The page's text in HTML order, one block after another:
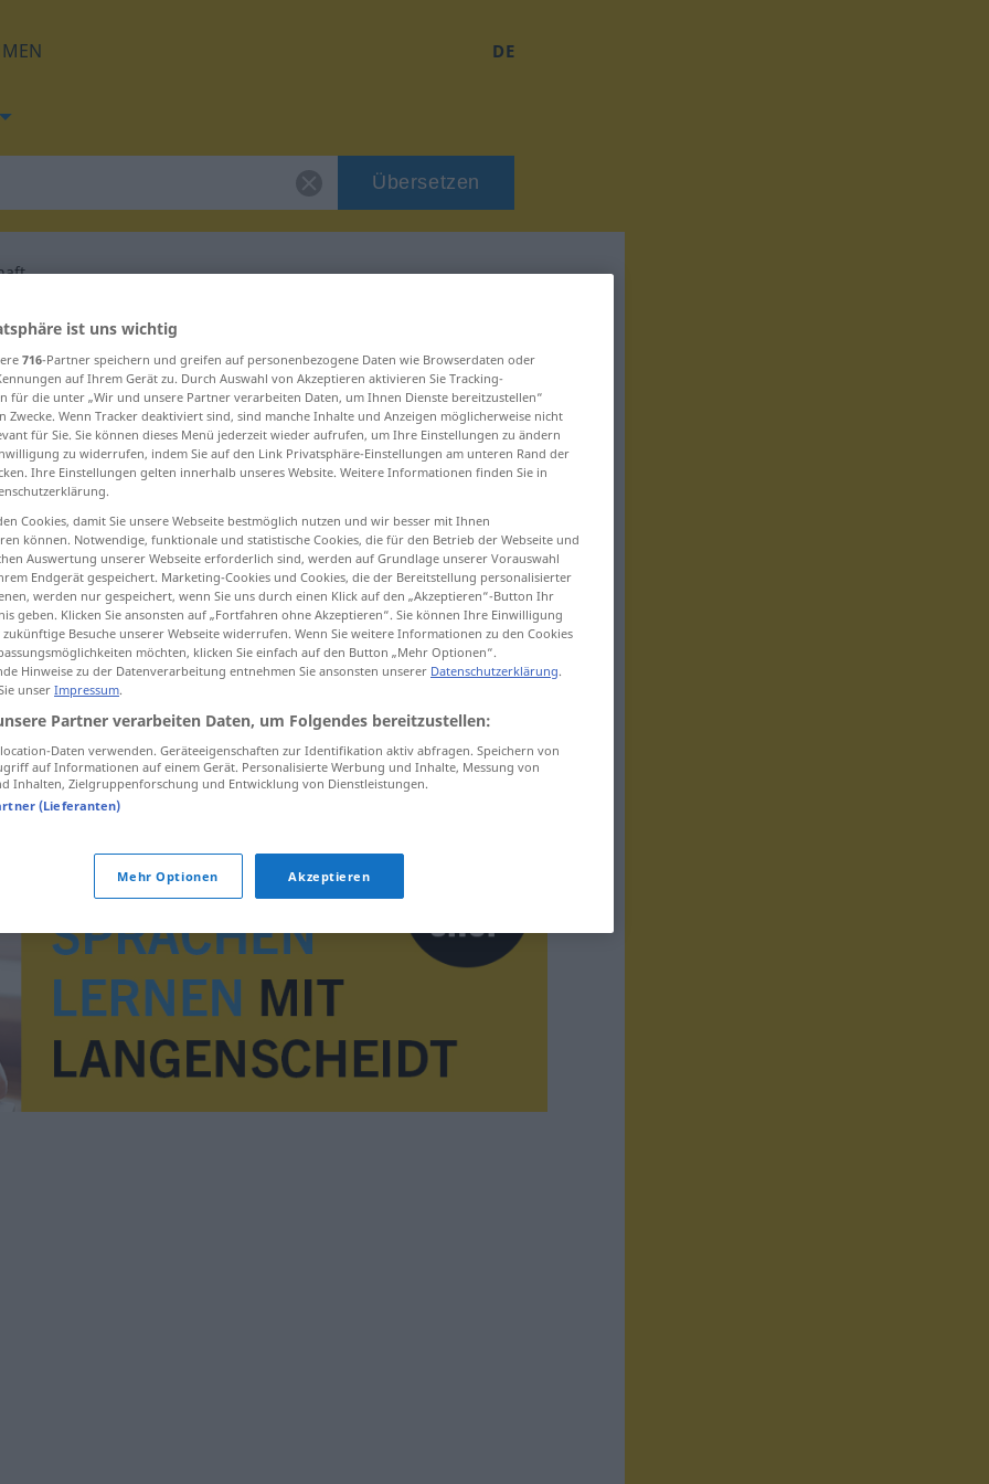
DE
Übersetzen
für "Planwirtschaft"
ist uns wichtig
716-Partner speichern und greifen auf personenbezogene Daten wie Browserdaten oder
auf Ihrem Gerät zu. Durch Auswahl von Akzeptieren aktivieren Sie Tracking-
für die unter „Wir und unsere Partner verarbeiten Daten, um Ihnen Dienste bereitzustellen“
Zwecke. Wenn Tracker deaktiviert sind, sind manche Inhalte und Anzeigen möglicherweise nicht
für Sie. Sie können dieses Menü jederzeit wieder aufrufen, um Ihre Einstellungen zu ändern
zu widerrufen, indem Sie auf den Link Privatsphäre-Einstellungen am unteren Rand der
Ihre Einstellungen gelten innerhalb unseres Website. Weitere Informationen finden Sie in
Cookies, damit Sie unsere Webseite bestmöglich nutzen und wir besser mit Ihnen
können. Notwendige, funktionale und statistische Cookies, die für den Betrieb der Webseite und
Auswertung unserer Webseite erforderlich sind, werden auf Grundlage unserer Vorauswahl
Endgerät gespeichert. Marketing-Cookies und Cookies, die der Bereitstellung personalisierter
werden nur gespeichert, wenn Sie uns durch einen Klick auf den „Akzeptieren“-Button Ihr
geben. Klicken Sie ansonsten auf „Fortfahren ohne Akzeptieren“. Sie können Ihre Einwilligung
Besuche unserer Webseite widerrufen. Wenn Sie weitere Informationen zu den Cookies
möchten, klicken Sie einfach auf den Button „Mehr Optionen“.
Hinweise zu der Datenverarbeitung entnehmen Sie ansonsten unserer Datenschutzerklärung.
unser Impressum.
Partner verarbeiten Daten, um Folgendes bereitzustellen:
Daten verwenden. Geräteeigenschaften zur Identifikation aktiv abfragen. Speichern von
auf Informationen auf einem Gerät. Personalisierte Werbung und Inhalte, Messung von
Inhalten, Zielgruppenforschung und Entwicklung von Dienstleistungen.
(Lieferanten)
Mehr Optionen Akzeptieren